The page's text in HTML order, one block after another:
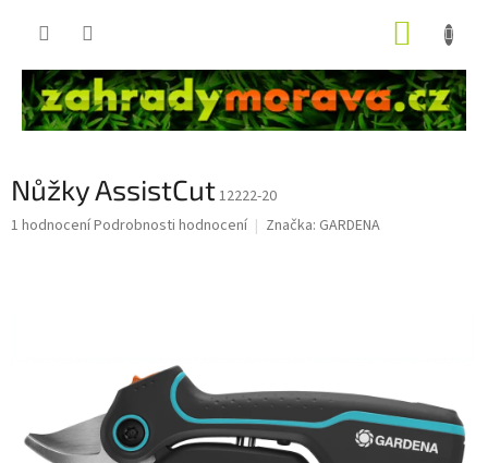
Nůžky AssistCut12222-20
Průměrné
1 hodnoceníPodrobnosti hodnocení Značka: GARDENA